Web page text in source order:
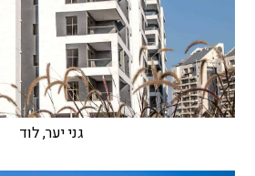
גני יער, לוד